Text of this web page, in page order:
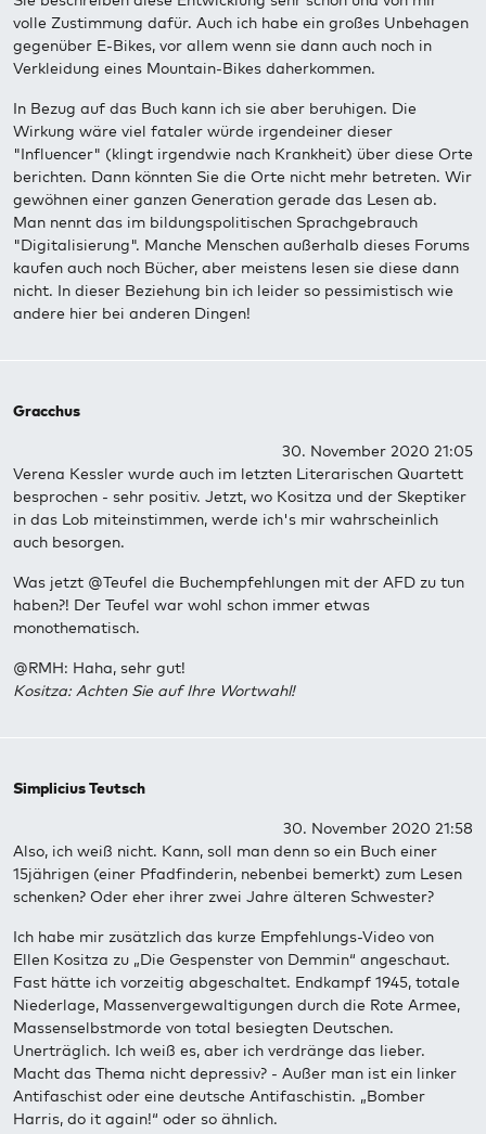
volle Zustimmung dafür. Auch ich habe ein großes Unbehagen
gegenüber E-Bikes, vor allem wenn sie dann auch noch in
Verkleidung eines Mountain-Bikes daherkommen.
In Bezug auf das Buch kann ich sie aber beruhigen. Die
Wirkung wäre viel fataler würde irgendeiner dieser
"Influencer" (klingt irgendwie nach Krankheit) über diese Orte
berichten. Dann könnten Sie die Orte nicht mehr betreten. Wir
gewöhnen einer ganzen Generation gerade das Lesen ab.
Man nennt das im bildungspolitischen Sprachgebrauch
"Digitalisierung". Manche Menschen außerhalb dieses Forums
kaufen auch noch Bücher, aber meistens lesen sie diese dann
nicht. In dieser Beziehung bin ich leider so pessimistisch wie
andere hier bei anderen Dingen!
Gracchus
30. November 2020 21:05
Verena Kessler wurde auch im letzten Literarischen Quartett
besprochen - sehr positiv. Jetzt, wo Kositza und der Skeptiker
in das Lob miteinstimmen, werde ich's mir wahrscheinlich
auch besorgen.
Was jetzt @Teufel die Buchempfehlungen mit der AFD zu tun
haben?! Der Teufel war wohl schon immer etwas
monothematisch.
@RMH: Haha, sehr gut!
Kositza: Achten Sie auf Ihre Wortwahl!
Simplicius Teutsch
30. November 2020 21:58
Also, ich weiß nicht. Kann, soll man denn so ein Buch einer
15jährigen (einer Pfadfinderin, nebenbei bemerkt) zum Lesen
schenken? Oder eher ihrer zwei Jahre älteren Schwester?
Ich habe mir zusätzlich das kurze Empfehlungs-Video von
Ellen Kositza zu „Die Gespenster von Demmin“ angeschaut.
Fast hätte ich vorzeitig abgeschaltet. Endkampf 1945, totale
Niederlage, Massenvergewaltigungen durch die Rote Armee,
Massenselbstmorde von total besiegten Deutschen.
Unerträglich. Ich weiß es, aber ich verdränge das lieber.
Macht das Thema nicht depressiv? - Außer man ist ein linker
Antifaschist oder eine deutsche Antifaschistin. „Bomber
Harris, do it again!“ oder so ähnlich.